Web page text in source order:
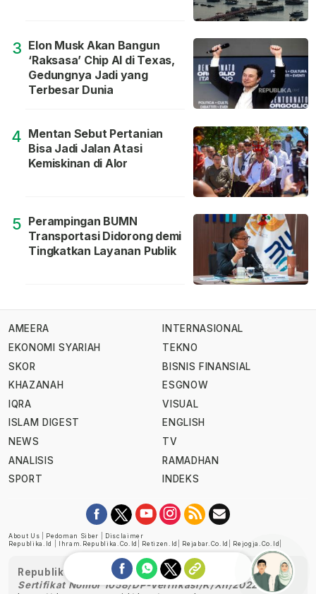
3 Elon Musk Akan Bangun
‘Raksasa’ Chip AI di Texas,
Gedungnya Jadi yang
Terbesar Dunia
4 Mentan Sebut Pertanian
Bisa Jadi Jalan Atasi
Kemiskinan di Alor
5 Perampingan BUMN
Transportasi Didorong demi
Tingkatkan Layanan Publik
AMEERA
EKONOMI SYARIAH
SKOR
KHAZANAH
IQRA
ISLAM DIGEST
NEWS
ANALISIS
SPORT
INTERNASIONAL
TEKNO
BISNIS FINANSIAL
ESGNOW
VISUAL
ENGLISH
TV
RAMADHAN
INDEKS
About Us Pedoman Siber
Disclaimer
Republika.id
Ihram.republika.co.id Retizen.id Rejabar.co.id Rejogja.co.id
Republika telah diverifikasi oleh Dewan Pers
Sertifikat Nomor 1058/DP-Verifikasi/K/XII/2022